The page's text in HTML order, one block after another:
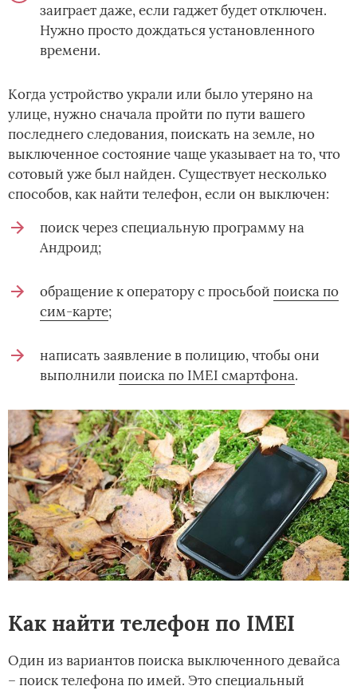
заиграет даже, если гаджет будет отключен.
Нужно просто дождаться установленного
времени.
Когда устройство украли или было утеряно на
улице, нужно сначала пройти по пути вашего
последнего следования, поискать на земле, но
выключенное состояние чаще указывает на то, что
сотовый уже был найден. Существует несколько
способов, как найти телефон, если он выключен:
поиск через специальную программу на
Андроид;
обращение к оператору с просьбой поиска по
сим-карте;
написать заявление в полицию, чтобы они
выполнили поиска по IMEI смартфона.
Как найти телефон по IMEI
Один из вариантов поиска выключенного девайса
– поиск телефона по имей. Это специальный